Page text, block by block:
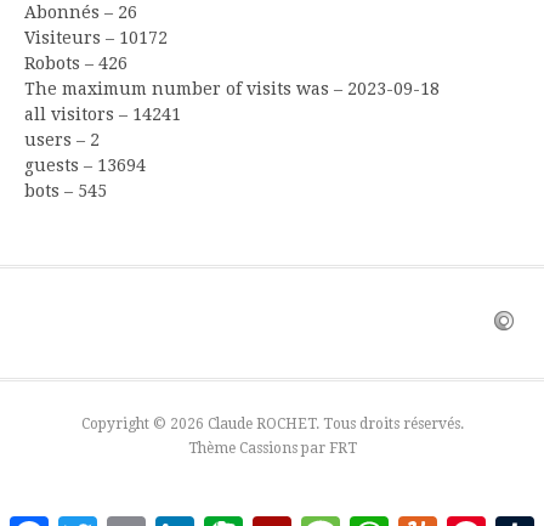
Abonnés – 26
Visiteurs – 10172
Robots – 426
The maximum number of visits was – 2023-09-18
all visitors – 14241
users – 2
guests – 13694
bots – 545
Copyright © 2026 Claude ROCHET. Tous droits réservés.
Thème Cassions par FRT